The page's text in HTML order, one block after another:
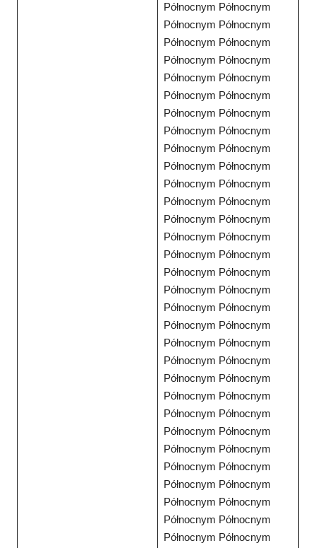
Północnym Północnym
Północnym Północnym
Północnym Północnym
Północnym Północnym
Północnym Północnym
Północnym Północnym
Północnym Północnym
Północnym Północnym
Północnym Północnym
Północnym Północnym
Północnym Północnym
Północnym Północnym
Północnym Północnym
Północnym Północnym
Północnym Północnym
Północnym Północnym
Północnym Północnym
Północnym Północnym
Północnym Północnym
Północnym Północnym
Północnym Północnym
Północnym Północnym
Północnym Północnym
Północnym Północnym
Północnym Północnym
Północnym Północnym
Północnym Północnym
Północnym Północnym
Północnym Północnym
Północnym Północnym
Północnym Północnym